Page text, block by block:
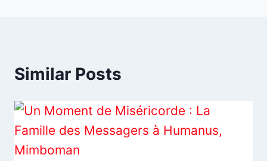
Similar Posts